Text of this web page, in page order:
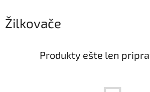
Žilkovače
Produkty ešte len